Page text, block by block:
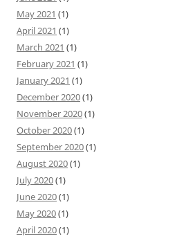
May 2021 (1)
April 2021 (1)
March 2021 (1)
February 2021 (1)
January 2021 (1)
December 2020(1)
November 2020(1)
October 2020(1)
September 2020(1)
August 2020(1)
July 2020(1)
June 2020(1)
May 2020(1)
April 2020(1)